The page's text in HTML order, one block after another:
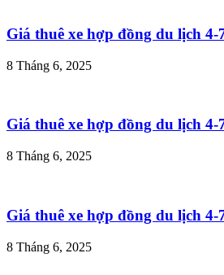
Giá thuê xe hợp đồng du lịch
8 Tháng 6, 2025
Giá thuê xe hợp đồng du lịch
8 Tháng 6, 2025
Giá thuê xe hợp đồng du lịch
8 Tháng 6, 2025